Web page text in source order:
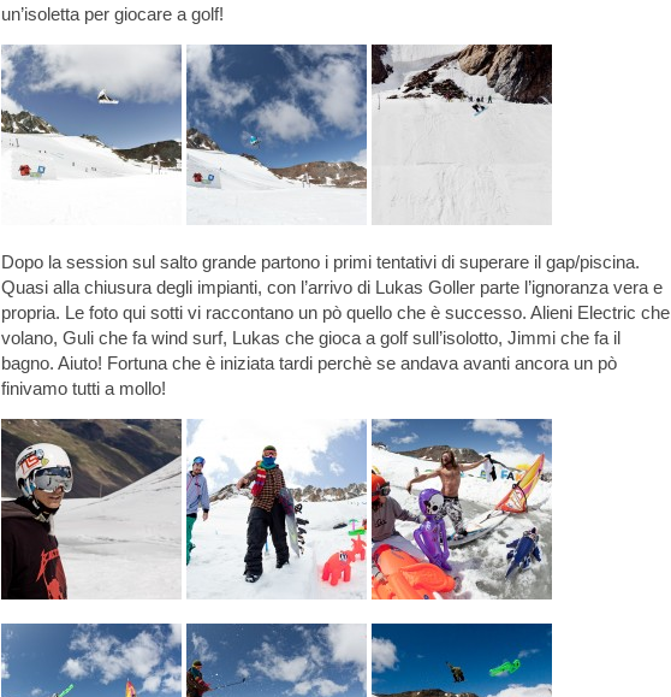
un’isoletta per giocare a golf!
Dopo la session sul salto grande partono i primi tentativi di superare il gap/piscina.
Quasi alla chiusura degli impianti, con l’arrivo di Lukas Goller parte l’ignoranza vera e
propria. Le foto qui sotti vi raccontano un pò quello che è successo. Alieni Electric che
volano, Guli che fa wind surf, Lukas che gioca a golf sull’isolotto, Jimmi che fa il
bagno. Aiuto! Fortuna che è iniziata tardi perchè se andava avanti ancora un pò
finivamo tutti a mollo!